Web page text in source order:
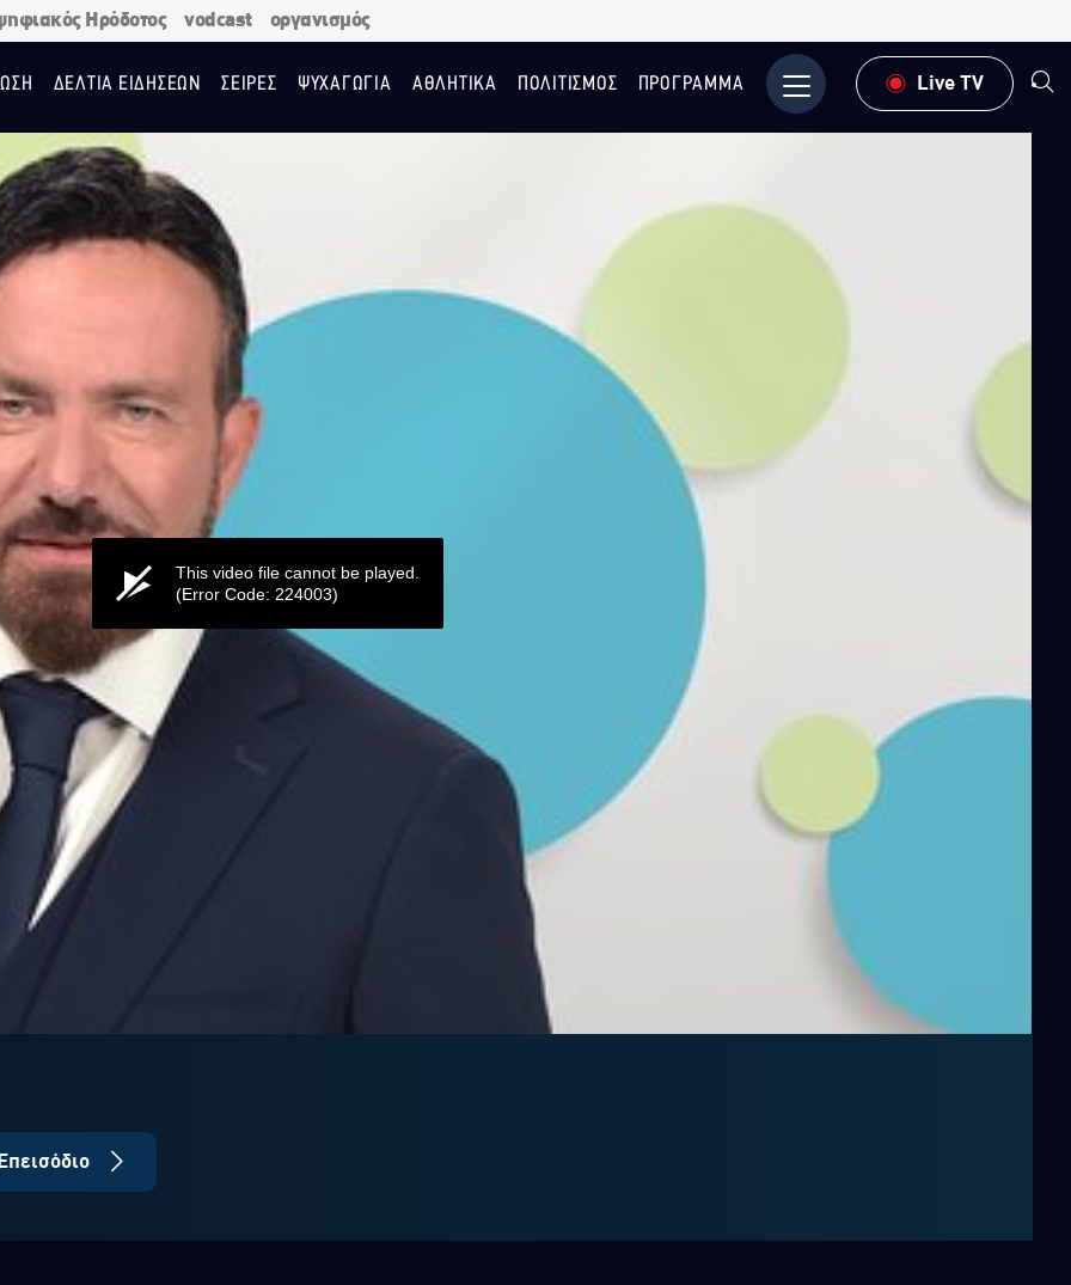
Ηρόδοτος vodcast οργανισμός
ΔΕΛΤΙΑ ΕΙΔΗΣΕΩΝ ΣΕΙΡΕΣ ΨΥΧΑΓΩΓΙΑ ΑΘΛΗΤΙΚΑ ΠΟΛΙΤΙΣΜΟΣ ΠΡΟΓΡΑΜΜΑ Μενού Live TV
This video file cannot be played.
(Error Code: 224003)